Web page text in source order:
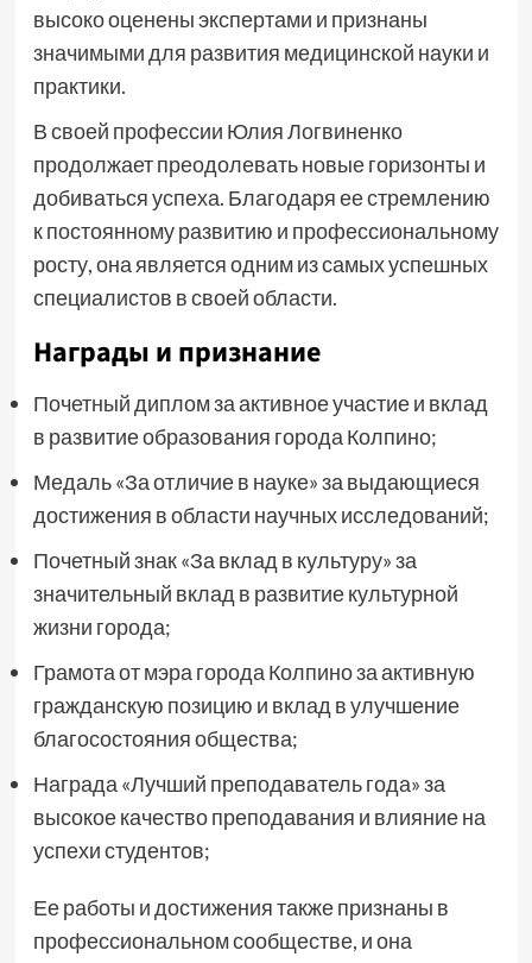
высоко оценены экспертами и признаны
значимыми для развития медицинской науки и
практики.
В своей профессии Юлия Логвиненко
продолжает преодолевать новые горизонты и
добиваться успеха. Благодаря ее стремлению
к постоянному развитию и профессиональному
росту, она является одним из самых успешных
специалистов в своей области.
Награды и признание
Почетный диплом за активное участие и вклад
в развитие образования города Колпино;
Медаль «За отличие в науке» за выдающиеся
достижения в области научных исследований;
Почетный знак «За вклад в культуру» за
значительный вклад в развитие культурной
жизни города;
Грамота от мэра города Колпино за активную
гражданскую позицию и вклад в улучшение
благосостояния общества;
Награда «Лучший преподаватель года» за
высокое качество преподавания и влияние на
успехи студентов;
Ее работы и достижения также признаны в
профессиональном сообществе, и она